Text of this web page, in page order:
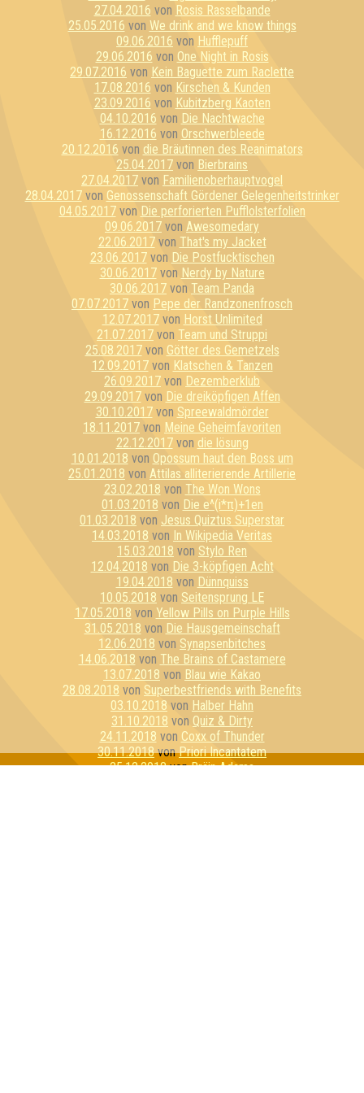
27.04.2016 von Rosis Rasselbande
25.05.2016 von We drink and we know things
09.06.2016 von Hufflepuff
29.06.2016 von One Night in Rosis
29.07.2016 von Kein Baguette zum Raclette
17.08.2016 von Kirschen & Kunden
23.09.2016 von Kubitzberg Kaoten
04.10.2016 von Die Nachtwache
16.12.2016 von Orschwerbleede
20.12.2016 von die Bräutinnen des Reanimators
25.04.2017 von Bierbrains
27.04.2017 von Familienoberhauptvogel
28.04.2017von Genossenschaft Gördener Gelegenheitstrinker
04.05.2017von Die perforierten Pufflolsterfolien
09.06.2017 von Awesomedary
22.06.2017von That's my Jacket
23.06.2017von Die Postfucktischen
30.06.2017von Nerdy by Nature
30.06.2017 von Team Panda
07.07.2017 von Pepe der Randzonenfrosch
12.07.2017von Horst Unlimited
21.07.2017 von Team und Struppi
25.08.2017von Götter des Gemetzels
12.09.2017von Klatschen & Tanzen
26.09.2017 von Dezemberklub
29.09.2017von Die dreiköpfigen Affen
30.10.2017von Spreewaldmörder
18.11.2017 von Meine Geheimfavoriten
22.12.2017von die lösung
10.01.2018 von Opossum haut den Boss um
25.01.2018 von Attilas alliterierende Artillerie
23.02.2018 von The Won Wons
01.03.2018 von Die e^(i*π)+1en
01.03.2018 von Jesus Quiztus Superstar
14.03.2018 von In Wikipedia Veritas
15.03.2018 von Stylo Ren
12.04.2018 von Die 3-köpfigen Acht
19.04.2018 von Dünnquiss
10.05.2018 von Seitensprung LE
17.05.2018 von Yellow Pills on Purple Hills
31.05.2018 von Die Hausgemeinschaft
12.06.2018 von Synapsenbitches
14.06.2018 von The Brains of Castamere
13.07.2018 von Blau wie Kakao
28.08.2018 von Superbestfriends with Benefits
03.10.2018 von Halber Hahn
31.10.2018 von Quiz & Dirty
24.11.2018 von Coxx of Thunder
30.11.2018vonPriori Incantatem
25.12.2018vonBräin Adams